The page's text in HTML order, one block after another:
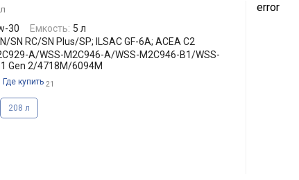
30 Емкость: 5 л
SN RC/SN Plus/SP; ILSAC GF-6A; ACEA С2
A/WSS-M2C946-A/WSS-M2C946-B1/WSS-
Gen 2/4718M/6094M
Где купить 21
208 л
error